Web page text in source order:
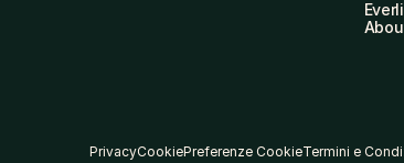
PrivacyCookiePreferenze CookieTermini e